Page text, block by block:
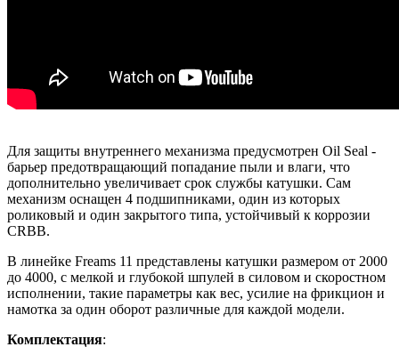
Для защиты внутреннего механизма предусмотрен Oil Seal -
барьер предотвращающий попадание пыли и влаги, что
дополнительно увеличивает срок службы катушки. Сам
механизм оснащен 4 подшипниками, один из которых
роликовый и один закрытого типа, устойчивый к коррозии
CRBB.
В линейке Freams 11 представлены катушки размером от 2000
до 4000, с мелкой и глубокой шпулей в силовом и скоростном
исполнении, такие параметры как вес, усилие на фрикцион и
намотка за один оборот различные для каждой модели.
Комплектация: